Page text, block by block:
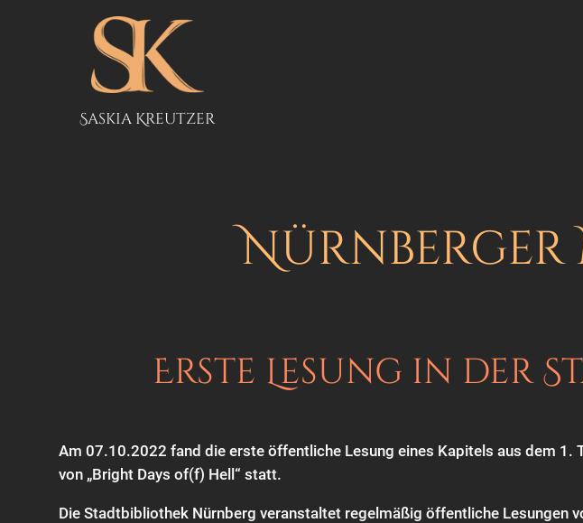
Saskia Kreutzer
Nürnberger
Erste Lesung in der
Am 07.10.2022 fand die erste öffentliche Lesung eines Kapitels aus dem 1.
von „Bright Days of(f) Hell“ statt.
Die Stadtbibliothek Nürnberg veranstaltet regelmäßig öffentliche Lesungen